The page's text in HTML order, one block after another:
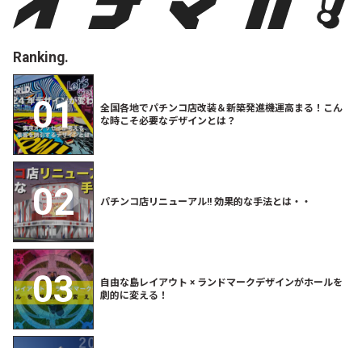
Ranking.
全国各地でパチンコ店改装＆新築発進機運高まる！こん
な時こそ必要なデザインとは？
パチンコ店リニューアル!! 効果的な手法とは・・
自由な島レイアウト × ランドマークデザインがホールを
劇的に変える！